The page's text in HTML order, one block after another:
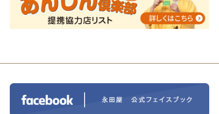
2023/11/29 永田屋創業110周年記念式典 レンブラ
ントホテル東京町田